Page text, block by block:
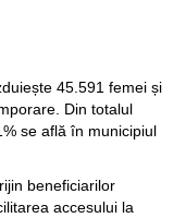
45.591 femei și
Din totalul
se află în municipiul
beneficiarilor
accesului la